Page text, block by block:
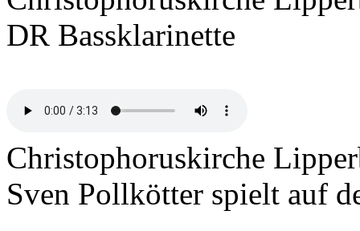
DR Bassklarinette
Christophoruskirche
Sven Pollkötter spielt auf